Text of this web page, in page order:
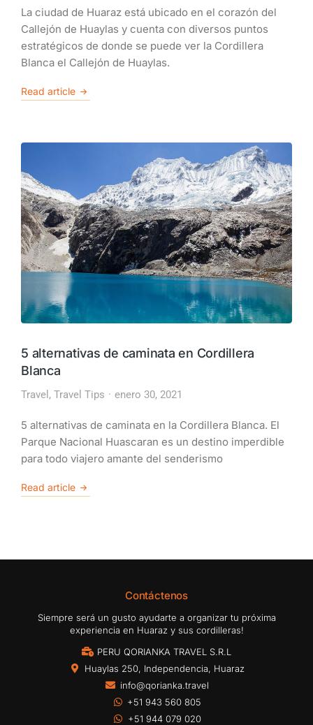
La ciudad de Huaraz está ubicado en el corazón del
Callejón de Huaylas y cuenta con diversos puntos
estratégicos de donde se puede ver la Cordillera
Blanca el Callejón de Huaylas.
Read article
5 alternativas de caminata en Cordillera
Blanca
Travel , Travel Tips enero 30, 2021
5 alternativas de caminata en la Cordillera Blanca. El
Parque Nacional Huascaran es un destino imperdible
para todo viajero amante del senderismo
Read article
Contáctenos
Siempre será un gusto ayudarte a organizar tu próxima
experiencia en Huaraz y sus cordilleras!
PERU QORIANKA TRAVEL S.R.L
Huaylas 250, Independencia, Huaraz
info@qorianka.travel
+51 943 560 805
+51 944 079 020